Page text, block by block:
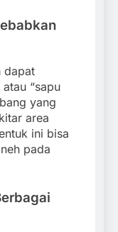
dapat
atau “sapu
yang
area
ini bisa
pada